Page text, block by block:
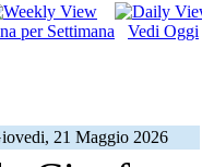
per Settimana Vedi Oggi
21 Maggio 2026